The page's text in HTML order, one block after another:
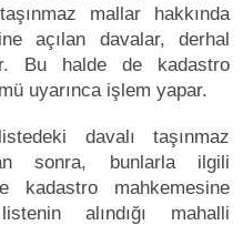
mallar hakkında
açılan davalar, derhal
Bu halde de kadastro
uyarınca işlem yapar.
davalı taşınmaz
sonra, bunlarla ilgili
kadastro mahkemesine
alındığı mahalli